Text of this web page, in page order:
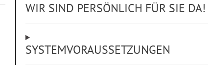
WIR SIND PERSÖNLICH FÜR SIE DA!
SYSTEMVORAUSSETZUNGEN